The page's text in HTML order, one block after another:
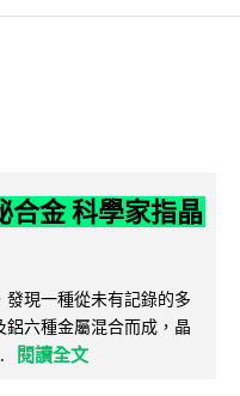
合金 科學家指晶
現一種從未有記錄的多
六種金屬混合而成，晶
閱讀全文